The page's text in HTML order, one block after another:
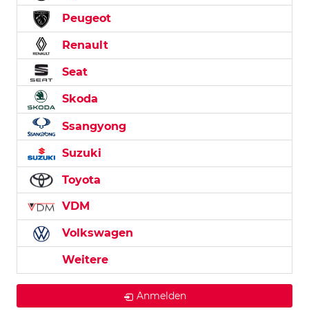
Peugeot
Renault
Seat
Skoda
Ssangyong
Suzuki
Toyota
VDM
Volkswagen
Weitere
Anmelden